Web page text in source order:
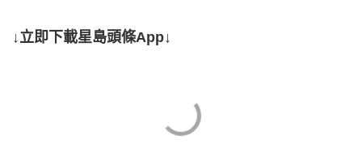
↓立即下載星島頭條App↓